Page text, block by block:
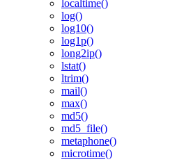
localtime()
log()
log10()
log1p()
long2ip()
lstat()
ltrim()
mail()
max()
md5()
md5_file()
metaphone()
microtime()